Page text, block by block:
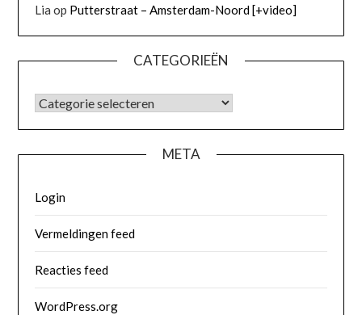
Lia op Putterstraat – Amsterdam-Noord [+video]
CATEGORIEËN
META
Login
Vermeldingen feed
Reacties feed
WordPress.org